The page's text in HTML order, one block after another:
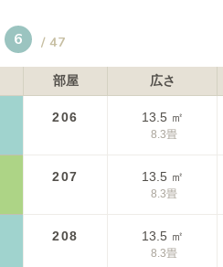
6 /47
部屋 広さ
206 13.5㎡
8.3畳
207 13.5㎡
8.3畳
208 13.5㎡
8.3畳